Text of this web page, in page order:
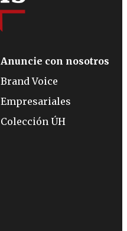
Anuncie con nosotros
Brand Voice
Empresariales
Colección ÚH